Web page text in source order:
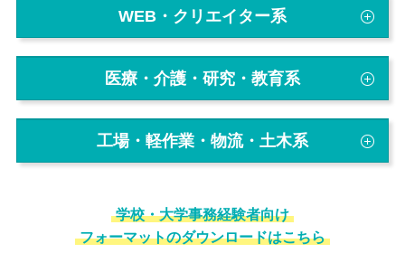
WEB・クリエイター系
医療・介護・研究・教育系
工場・軽作業・物流・土木系
学校・大学事務経験者向け
フォーマットのダウンロードはこちら